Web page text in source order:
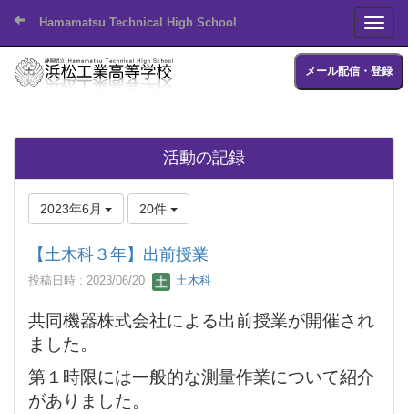
Hamamatsu Technical High School
メール配信・登録
活動の記録
2023年6月 20件
【土木科３年】出前授業
投稿日時 : 2023/06/20 土木科
共同機器株式会社による出前授業が開催され
ました。
第１時限には一般的な測量作業について紹介
がありました。